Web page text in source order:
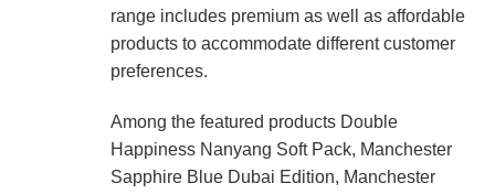
range includes premium as well as affordable
products to accommodate different customer
preferences.
Among the featured products Double
Happiness Nanyang Soft Pack, Manchester
Sapphire Blue Dubai Edition, Manchester